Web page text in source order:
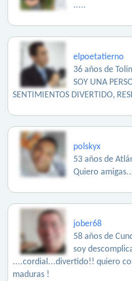
.....
elpoetatierno
36 años de
SOY UNA
SENTIMIENTOS DIVERTIDO,
polskyx
53 años de
Quiero
jober68
58 años de
soy
....cordial...divertido!! quiero
maduras !